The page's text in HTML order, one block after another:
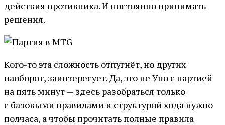
действия противника. И постоянно принимать
решения.
Кого-то эта сложность отпугнёт, но других
наоборот, заинтересует. Да, это не Уно с партией
на пять минут — здесь разобраться только
с базовыми правилами и структурой хода нужно
полчаса, а чтобы прочитать полные правила